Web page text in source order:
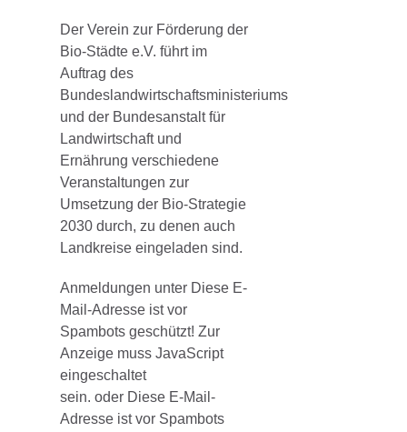
Der Verein zur Förderung der
Bio-Städte e.V. führt im
Auftrag des
Bundeslandwirtschaftsministeriums
und der Bundesanstalt für
Landwirtschaft und
Ernährung verschiedene
Veranstaltungen zur
Umsetzung der Bio-Strategie
2030 durch, zu denen auch
Landkreise eingeladen sind.
Anmeldungen unter Diese E-
Mail-Adresse ist vor
Spambots geschützt! Zur
Anzeige muss JavaScript
eingeschaltet
sein. oder Diese E-Mail-
Adresse ist vor Spambots